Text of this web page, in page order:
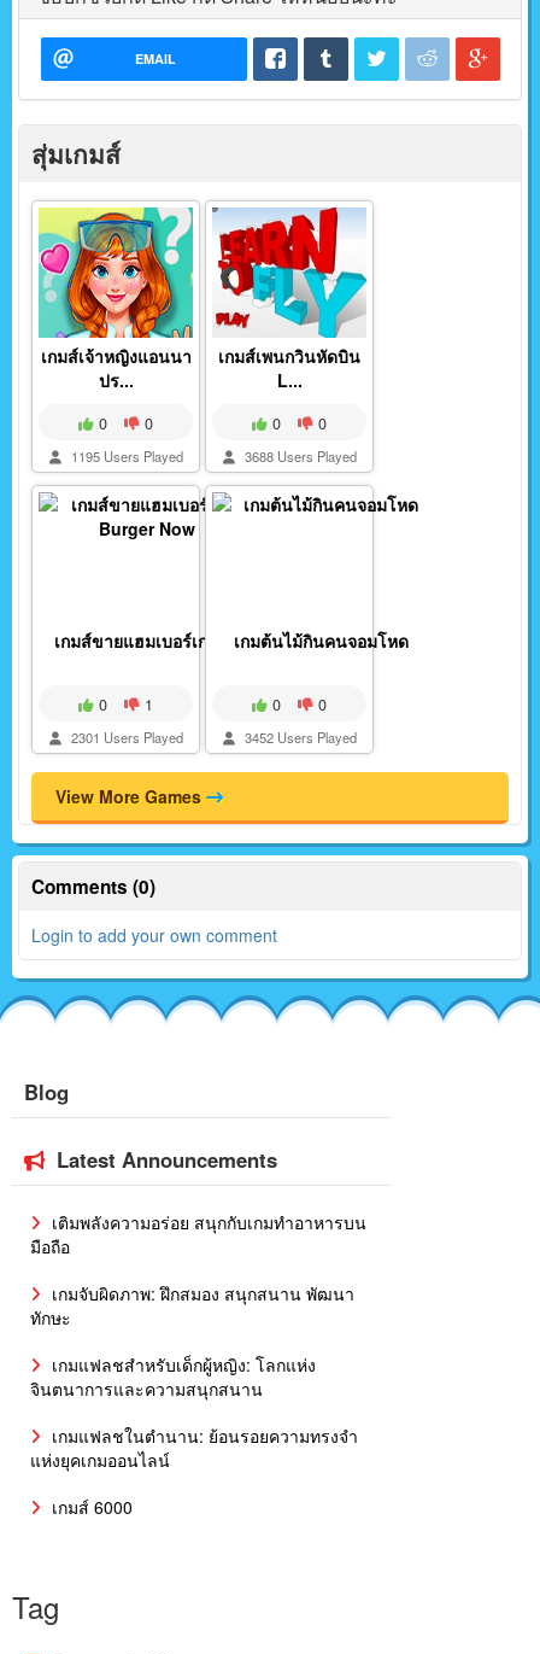
EMAIL
สุ่มเกมส์
เกมส์เจ้าหญิงแอนนา
ปร...
0 0
1195 Users Played
เกมส์เพนกวินหัดบิน
L...
0 0
3688 Users Played
เกมส์ขายแฮมเบอร์เกอร...
0 1
2301 Users Played
เกมต้นไม้กินคนจอมโหด
0 0
3452 Users Played
View More Games
Comments (0)
Login to add your own comment
Blog
Latest Announcements
เติมพลังความอร่อย สนุกกับเกมทำอาหารบน
มือถือ
เกมจับผิดภาพ: ฝึกสมอง สนุกสนาน พัฒนา
ทักษะ
เกมแฟลชสำหรับเด็กผู้หญิง: โลกแห่ง
จินตนาการและความสนุกสนาน
เกมแฟลชในตำนาน: ย้อนรอยความทรงจำ
แห่งยุคเกมออนไลน์
เกมส์ 6000
Tag